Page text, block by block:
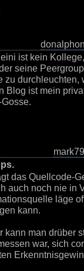
ist kein
seine
zu
Blog ist mein
das Quellcode-
auch noch nie in
läge
kann.
kann man drüber
war, sich